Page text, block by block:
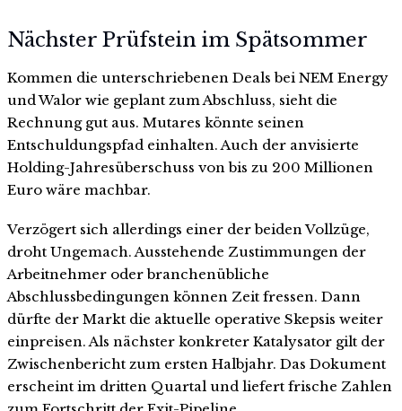
Nächster Prüfstein im Spätsommer
Kommen die unterschriebenen Deals bei NEM Energy
und Walor wie geplant zum Abschluss, sieht die
Rechnung gut aus. Mutares könnte seinen
Entschuldungspfad einhalten. Auch der anvisierte
Holding-Jahresüberschuss von bis zu 200 Millionen
Euro wäre machbar.
Verzögert sich allerdings einer der beiden Vollzüge,
droht Ungemach. Ausstehende Zustimmungen der
Arbeitnehmer oder branchenübliche
Abschlussbedingungen können Zeit fressen. Dann
dürfte der Markt die aktuelle operative Skepsis weiter
einpreisen. Als nächster konkreter Katalysator gilt der
Zwischenbericht zum ersten Halbjahr. Das Dokument
erscheint im dritten Quartal und liefert frische Zahlen